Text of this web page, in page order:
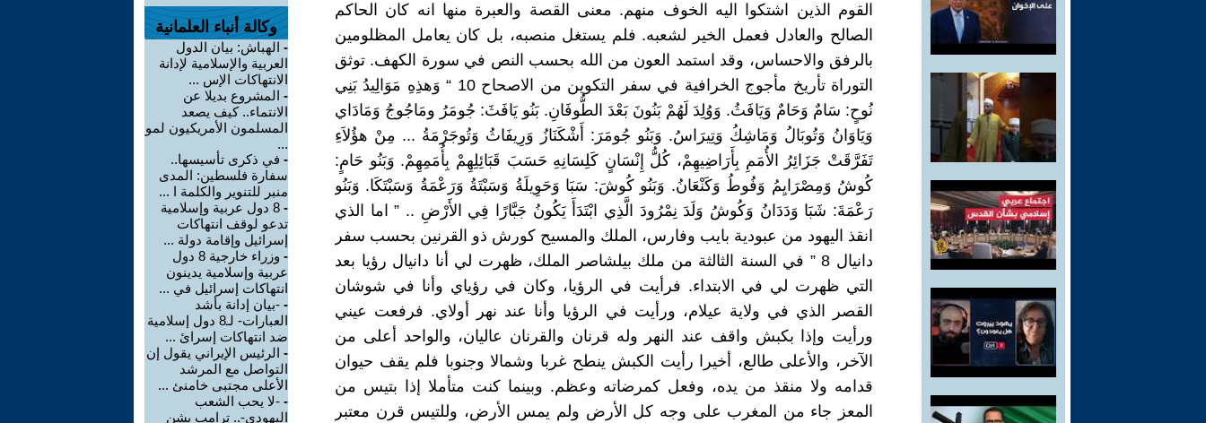
القوم الذين اشتكوا اليه الخوف منهم. معنى القصة والعبرة منها انه كان الحاكم
الصالح والعادل فعمل الخير لشعبه. فلم يستغل منصبه، بل كان يعامل المظلومين
بالرفق والاحساس، وقد استمد العون من الله بحسب النص في سورة الكهف. توثق
التوراة تأريخ مأجوج الخرافية في سفر التكوين من الاصحاح 10 “ وَهذِهِ مَوَالِيدُ بَنِي
نُوحٍ: سَامٌ وَحَامٌ وَيَافَثُ. وَوُلِدَ لَهُمْ بَنُونَ بَعْدَ الطُّوفَانِ. بَنُو يَافَثَ: جُومَرُ ومَاجُوجُ وَمَادَاي
وَيَاوَانُ وَتُوبَالُ وَمَاشِكُ وَتِيرَاسُ. وَبَنُو جُومَرَ: أَشْكَنَازُ وَرِيفَاثُ وَتُوجَرْمَةُ ... مِنْ هؤُلاَءِ
تَفَرَّقَتْ جَزَائِرُ الأُمَمِ بِأَرَاضِيهِمْ، كُلُّ إِنْسَانٍ كَلِسَانِهِ حَسَبَ قَبَائِلِهِمْ بِأُمَمِهِمْ. وَبَنُو حَامٍ:
كُوشُ وَمِصْرَايِمُ وَفُوطُ وَكَنْعَانُ. وَبَنُو كُوشَ: سَبَا وَحَوِيلَةُ وَسَبْتَةُ وَرَعْمَةُ وَسَبْتَكَا. وَبَنُو
رَعْمَةَ: شَبَا وَدَدَانُ وَكُوشُ وَلَدَ نِمْرُودَ الَّذِي ابْتَدَأَ يَكُونُ جَبَّارًا فِي الأَرْضِ .. ” اما الذي
انقذ اليهود من عبودية بايب وفارس، الملك والمسيح كورش ذو القرنين بحسب سفر
دانيال 8 ” في السنة الثالثة من ملك بيلشاصر الملك، ظهرت لي أنا دانيال رؤيا بعد
التي ظهرت لي في الابتداء. فرأيت في الرؤيا، وكان في رؤياي وأنا في شوشان
القصر الذي في ولاية عيلام، ورأيت في الرؤيا وأنا عند نهر أولاي. فرفعت عيني
ورأيت وإذا بكبش واقف عند النهر وله قرنان والقرنان عاليان، والواحد أعلى من
الآخر، والأعلى طالع، أخيرا رأيت الكبش ينطح غربا وشمالا وجنوبا فلم يقف حيوان
قدامه ولا منقذ من يده، وفعل كمرضاته وعظم. وبينما كنت متأملا إذا بتيس من
المعز جاء من المغرب على وجه كل الأرض ولم يمس الأرض، وللتيس قرن معتبر
وكالة أنباء العلمانية
- الهباش: بيان الدول
العربية والإسلامية لإدانة
الانتهاكات الإس ...
- المشروع بديلا عن
الانتماء.. كيف يصعد
المسلمون الأمريكيون لمو
...
- في ذكرى تأسيسها..
سفارة فلسطين: المدى
منبر للتنوير والكلمة ا ...
-
8 دول عربية وإسلامية
تدعو لوقف انتهاكات
إسرائيل وإقامة دولة ...
-
وزراء خارجية 8 دول
عربية وإسلامية يدينون
انتهاكات إسرائيل في ...
- -بيان إدانة بأشد
العبارات- لـ8 دول إسلامية
ضد انتهاكات إسرائ ...
- الرئيس الإيراني يقول إن
التواصل مع المرشد
الأعلى مجتبى خامنئ ...
- -لا يحب الشعب
اليهودي-.. ترامب يشن